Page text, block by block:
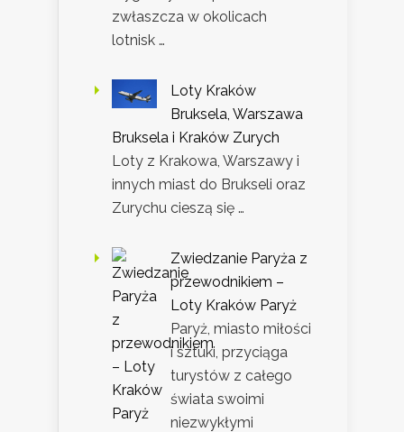
zwłaszcza w okolicach
lotnisk …
Loty Kraków
Bruksela, Warszawa
Bruksela i Kraków Zurych
Loty z Krakowa, Warszawy i
innych miast do Brukseli oraz
Zurychu cieszą się …
Zwiedzanie Paryża z
przewodnikiem –
Loty Kraków Paryż
Paryż, miasto miłości
i sztuki, przyciąga
turystów z całego
świata swoimi
niezwykłymi